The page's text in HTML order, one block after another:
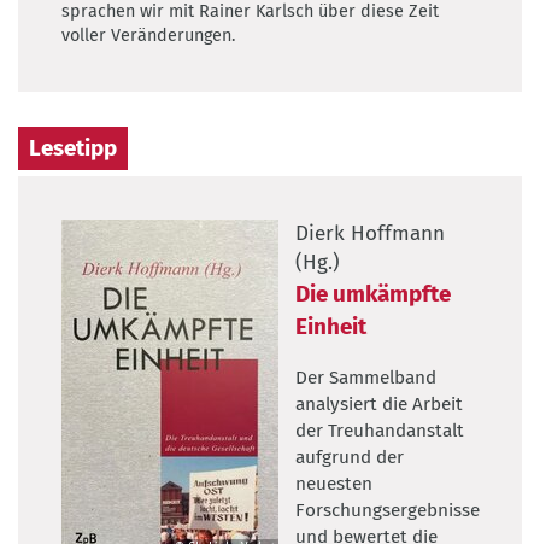
sprachen wir mit Rainer Karlsch über diese Zeit
voller Veränderungen.
Lesetipp
Dierk Hoffmann
(Hg.)
Die umkämpfte
Einheit
Der Sammelband
analysiert die Arbeit
der Treuhandanstalt
aufgrund der
neuesten
Forschungsergebnisse
und bewertet die